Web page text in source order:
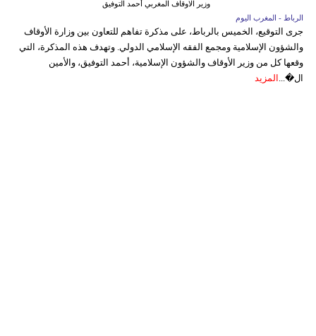
وزير الاوقاف المغربي أحمد التوفيق
الرباط - المغرب اليوم
جرى التوقيع، الخميس بالرباط، على مذكرة تفاهم للتعاون بين وزارة الأوقاف
والشؤون الإسلامية ومجمع الفقه الإسلامي الدولي. وتهدف هذه المذكرة، التي
وقعها كل من وزير الأوقاف والشؤون الإسلامية، أحمد التوفيق، والأمين
ال�... المزيد